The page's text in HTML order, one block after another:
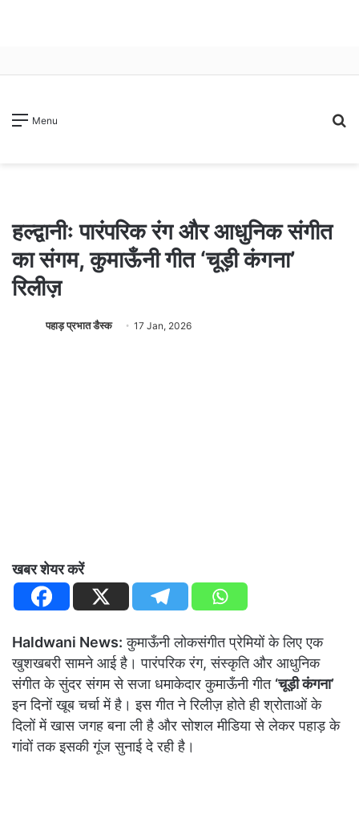
Menu
हल्द्वानीः पारंपरिक रंग और आधुनिक संगीत
का संगम, कुमाऊँनी गीत ‘चूड़ी कंगना’
रिलीज़
पहाड़ प्रभात डैस्क 17 Jan, 2026
खबर शेयर करें
Haldwani News: कुमाऊँनी लोकसंगीत प्रेमियों के लिए एक
खुशखबरी सामने आई है। पारंपरिक रंग, संस्कृति और आधुनिक
संगीत के सुंदर संगम से सजा धमाकेदार कुमाऊँनी गीत ‘चूड़ी कंगना’
इन दिनों खूब चर्चा में है। इस गीत ने रिलीज़ होते ही श्रोताओं के
दिलों में खास जगह बना ली है और सोशल मीडिया से लेकर पहाड़ के
गांवों तक इसकी गूंज सुनाई दे रही है।